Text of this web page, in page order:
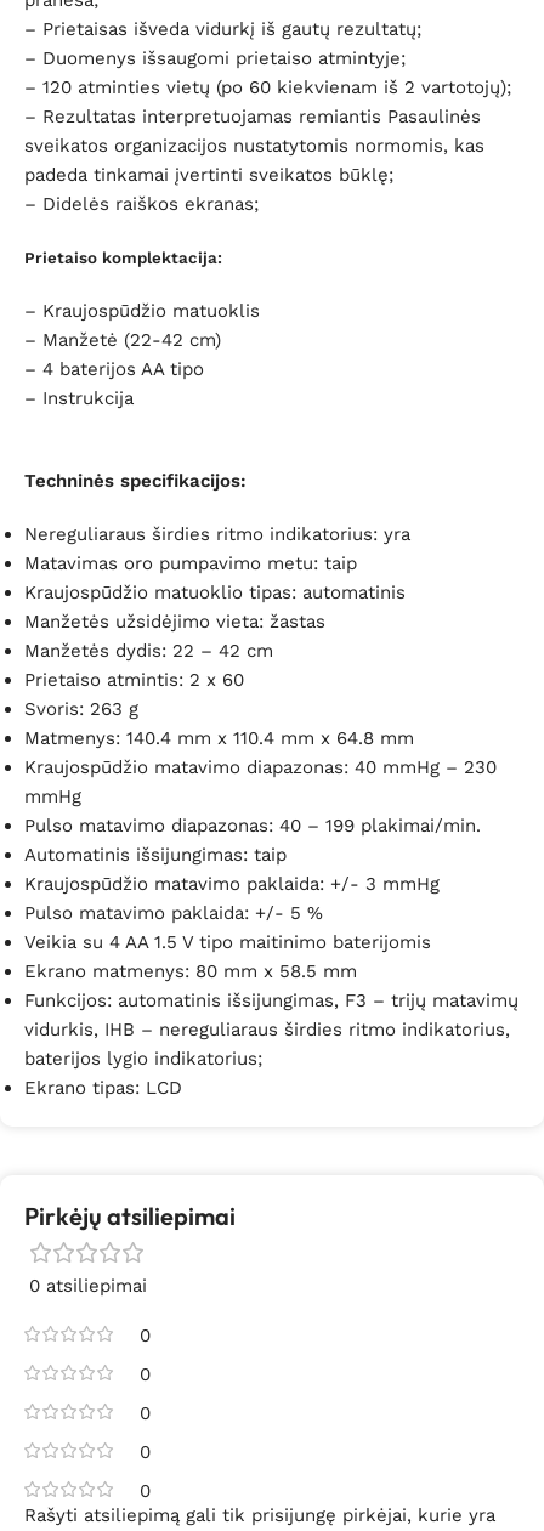
– Prietaisas išveda vidurkį iš gautų rezultatų;
– Duomenys išsaugomi prietaiso atmintyje;
– 120 atminties vietų (po 60 kiekvienam iš 2 vartotojų);
– Rezultatas interpretuojamas remiantis Pasaulinės
sveikatos organizacijos nustatytomis normomis, kas
padeda tinkamai įvertinti sveikatos būklę;
– Didelės raiškos ekranas;
Prietaiso komplektacija:
– Kraujospūdžio matuoklis
– Manžetė (22-42 cm)
– 4 baterijos AA tipo
– Instrukcija
Techninės specifikacijos:
Nereguliaraus širdies ritmo indikatorius: yra
Matavimas oro pumpavimo metu: taip
Kraujospūdžio matuoklio tipas: automatinis
Manžetės užsidėjimo vieta: žastas
Manžetės dydis: 22 – 42 cm
Prietaiso atmintis: 2 x 60
Svoris: 263 g
Matmenys: 140.4 mm x 110.4 mm x 64.8 mm
Kraujospūdžio matavimo diapazonas: 40 mmHg – 230
mmHg
Pulso matavimo diapazonas: 40 – 199 plakimai/min.
Automatinis išsijungimas: taip
Kraujospūdžio matavimo paklaida: +/- 3 mmHg
Pulso matavimo paklaida: +/- 5 %
Veikia su 4 AA 1.5 V tipo maitinimo baterijomis
Ekrano matmenys: 80 mm x 58.5 mm
Funkcijos: automatinis išsijungimas, F3 – trijų matavimų
vidurkis, IHB – nereguliaraus širdies ritmo indikatorius,
baterijos lygio indikatorius;
Ekrano tipas: LCD
Pirkėjų atsiliepimai
0 atsiliepimai
0
0
0
0
0
Rašyti atsiliepimą gali tik prisijungę pirkėjai, kurie yra